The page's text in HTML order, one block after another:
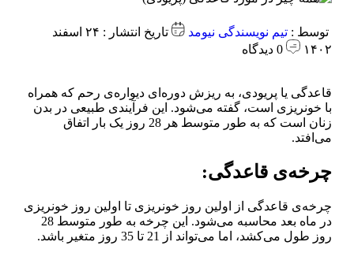
توسط : تیم نویسندگی نیومد
تاریخ انتشار : ۲۴ اسفند
۱۴۰۲
قاعدگی یا پریودی، به ریزش دوره‌ای دیواره‌ی رحم که همراه
با خونریزی است، گفته می‌شود. این فرآیندی طبیعی در بدن
زنان است که به طور متوسط هر 28 روز یک بار اتفاق
می‌افتد.
چرخه‌ی قاعدگی:
چرخه‌ی قاعدگی از اولین روز خونریزی تا اولین روز خونریزی
در ماه بعد محاسبه می‌شود. این چرخه به طور متوسط 28
روز طول می‌کشد، اما می‌تواند از 21 تا 35 روز متغیر باشد.